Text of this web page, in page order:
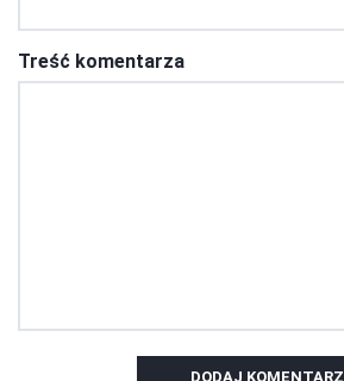
Treść komentarza
DODAJ KOMENTARZ